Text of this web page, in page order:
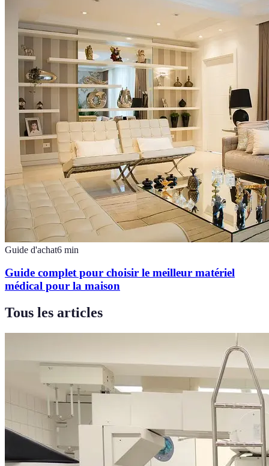
Guide d'achat6 min
Guide complet pour choisir le meilleur matériel
médical pour la maison
Tous les articles